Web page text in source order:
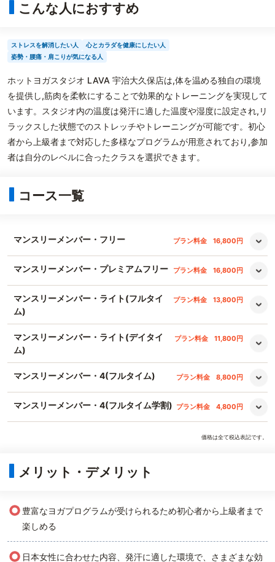
こんな人におすすめ
ストレスを解消したい人
心とカラダを健康にしたい人
姿勢・腰痛・肩こりが気になる人
ホットヨガスタジオ LAVA 宇治大久保店は,体を温める独自の環境
を提供し,筋肉を柔軟にすることで効果的なトレーニングを実現して
います。スタジオ内の温度は発汗に適した温度や湿度に設定され,リ
ラックスした状態でのストレッチやトレーニングが可能です。初心
者から上級者まで対応した多様なプログラムが用意されており,参加
者は自分のレベルに合ったクラスを選択できます。
コース一覧
マンスリーメンバー・フリー プラン料金 16,800円
マンスリーメンバー・プレミアムフリー プラン料金 16,800円
マンスリーメンバー・ライト(フルタイ
ム)
プラン料金 13,800円
マンスリーメンバー・ライト(デイタイ
ム)
プラン料金 11,800円
マンスリーメンバー・4(フルタイム) プラン料金 8,800円
マンスリーメンバー・4(フルタイム学割) プラン料金 4,800円
価格は全て税込表記です。
メリット・デメリット
○ 豊富なヨガプログラムが受けられるため初心者から上級者まで
楽しめる
○ 日本女性に合わせた内容、発汗に適した環境で、さまざまな効